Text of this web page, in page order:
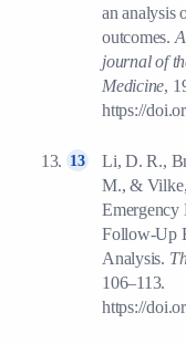
an analysis
outcomes.
journal of
Medicine,
https://
Li, D. R.,
M., &
Emergency
Follow-Up
Analysis.
106–113.
https://